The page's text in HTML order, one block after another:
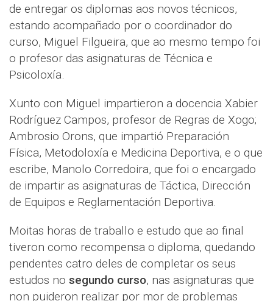
de entregar os diplomas aos novos técnicos,
estando acompañado por o coordinador do
curso, Miguel Filgueira, que ao mesmo tempo foi
o profesor das asignaturas de Técnica e
Psicoloxía.
Xunto con Miguel impartieron a docencia Xabier
Rodríguez Campos, profesor de Regras de Xogo;
Ambrosio Orons, que impartió Preparación
Física, Metodoloxía e Medicina Deportiva, e o que
escribe, Manolo Corredoira, que foi o encargado
de impartir as asignaturas de Táctica, Dirección
de Equipos e Reglamentación Deportiva.
Moitas horas de traballo e estudo que ao final
tiveron como recompensa o diploma, quedando
pendentes catro deles de completar os seus
estudos no segundo curso, nas asignaturas que
non puideron realizar por mor de problemas